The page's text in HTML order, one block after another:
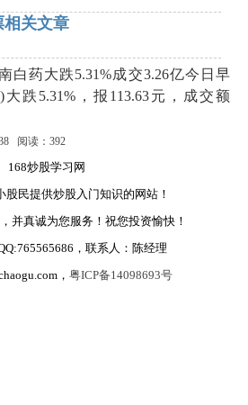
相关文章
白药大跌5.31%成交3.26亿今日早
跌5.31%，报113.63元，成交额
阅读：392
168炒股学习网
股民提供炒股入门知识的网站！
并真诚为您服务！祝您投资愉快！
，联系人：陈经理
， 粤ICP备14098693号